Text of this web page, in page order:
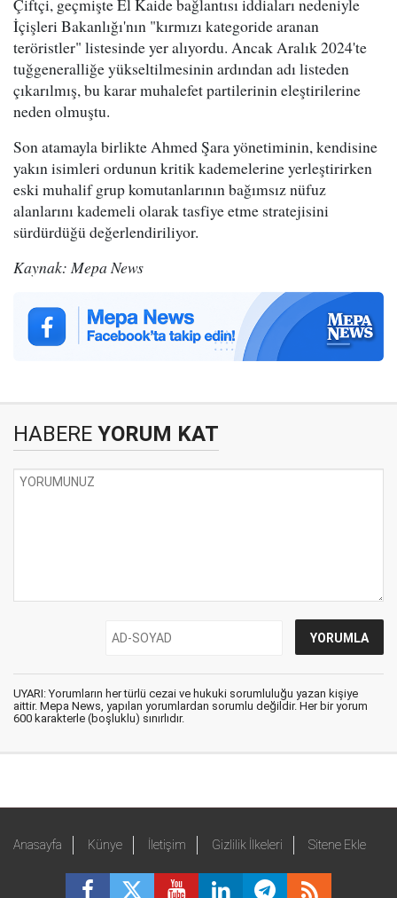
Çiftçi, geçmişte El Kaide bağlantısı iddiaları nedeniyle
İçişleri Bakanlığı'nın "kırmızı kategoride aranan
teröristler" listesinde yer alıyordu. Ancak Aralık 2024'te
tuğgeneralliğe yükseltilmesinin ardından adı listeden
çıkarılmış, bu karar muhalefet partilerinin eleştirilerine
neden olmuştu.
Son atamayla birlikte Ahmed Şara yönetiminin, kendisine
yakın isimleri ordunun kritik kademelerine yerleştirirken
eski muhalif grup komutanlarının bağımsız nüfuz
alanlarını kademeli olarak tasfiye etme stratejisini
sürdürdüğü değerlendiriliyor.
Kaynak: Mepa News
HABERE YORUM KAT
UYARI: Yorumların her türlü cezai ve hukuki sorumluluğu yazan kişiye
aittir. Mepa News, yapılan yorumlardan sorumlu değildir. Her bir yorum
600 karakterle (boşluklu) sınırlıdır.
Anasayfa Künye İletişim Gizlilik İlkeleri Sitene Ekle